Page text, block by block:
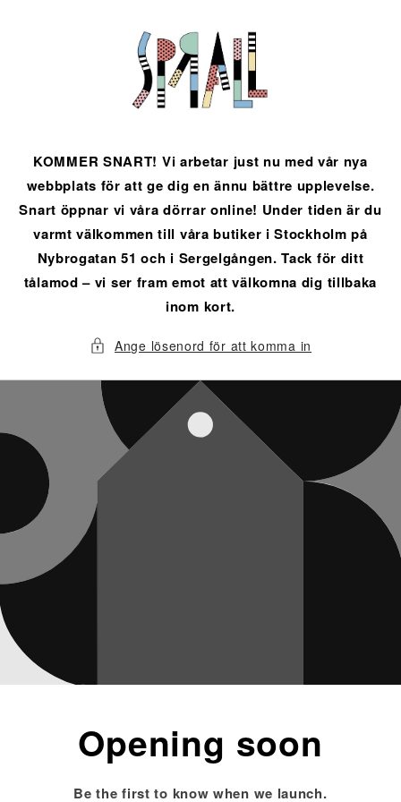
KOMMER SNART! Vi arbetar just nu med vår nya
webbplats för att ge dig en ännu bättre upplevelse.
Snart öppnar vi våra dörrar online! Under tiden är du
varmt välkommen till våra butiker i Stockholm på
Nybrogatan 51 och i Sergelgången. Tack för ditt
tålamod – vi ser fram emot att välkomna dig tillbaka
inom kort.
Ange lösenord för att komma in
Opening soon
Be the first to know when we launch.